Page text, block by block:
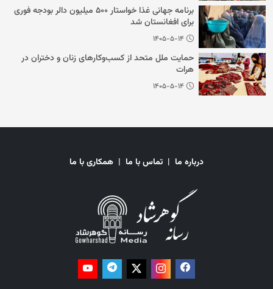
برنامه جهانی غذا خواستار ۵۰۰ میلیون دالر بودجه فوری
برای افغانستان شد
۱۴۰۵-۵-۱۴
حمایت ملل متحد از کسب‌وکارهای زنان و دختران در
هرات
۱۴۰۵-۵-۱۴
درباره ما | تماس با ما | همکاری با ما